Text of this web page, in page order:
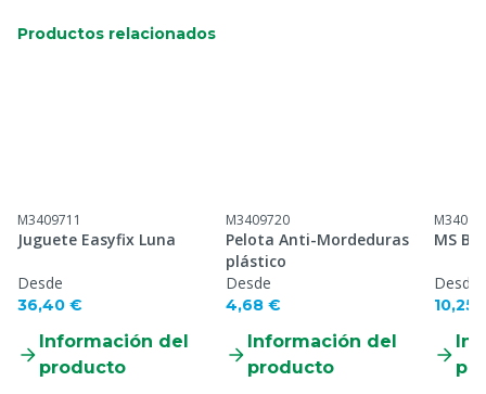
Productos relacionados
M3409711
Juguete Easyfix Luna
Desde
36,40 €
Información del
producto
M3409720
Pelota Anti-Mordeduras
plástico
Desde
4,68 €
Información del
producto
MS
Desde
10,25